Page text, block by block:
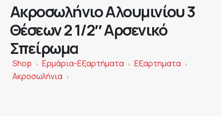
Ακροσωλήνιο Αλουμινίου 3
Θέσεων 2 1/2″ Αρσενικό
Σπείρωμα
Shop > Ερμάρια-Εξαρτήματα > Εξαρτηματα >
Ακροσωλήνια >